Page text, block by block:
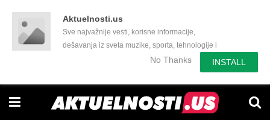
Aktuelnosti.us
Sve najvažnije vesti, korisne informacije,
dešavanja iz sveta muzike, sporta, tehnologije i
još mnogo toga zanimljivog.No Thanks INSTALL